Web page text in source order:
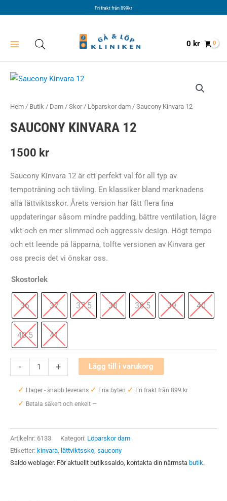
Fri frakt från 899kr
0 kr
Hem / Butik / Dam / Skor/ Löparskor dam / Saucony Kinvara 12
SAUCONY KINVARA 12
1500 kr
Saucony Kinvara 12 är ett perfekt val för all typ av
tempoträning och tävling. En klassiker bland marknadens
alla lättviktsskor. Årets version har fått flera fina
uppdateringar såsom mindre padding, bättre ventilation, lägre
vikt och en mer slimmad och aggressiv design. Högt tempo
och ett leende på läpparna, tolfte versionen av Kinvara ger
oss precis det vi önskar oss.
Skostorlek
36 37 37.5 38 38.5 39 40
40.5 41
-
Saucony
Kinvara
mängd
+ Lägg till i varukorg
✓ I lager - snabb leverans ✓ Fria byten ✓ Fri frakt från 899 kr
✓ Betala säkert och enkelt —
Artikelnr: 6133 Kategori: Löparskor dam
Etiketter: kinvara lättviktssko saucony
Saldo weblager. För aktuellt butikssaldo, kontakta din närmsta butik.